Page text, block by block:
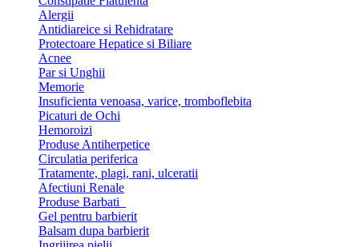
Alergii
Antidiareice si Rehidratare
Protectoare Hepatice si Biliare
Acnee
Par si Unghii
Memorie
Insuficienta venoasa, varice, tromboflebita
Picaturi de Ochi
Hemoroizi
Produse Antiherpetice
Circulatia periferica
Tratamente, plagi, rani, ulceratii
Afectiuni Renale
Produse Barbati
Gel pentru barbierit
Balsam dupa barbierit